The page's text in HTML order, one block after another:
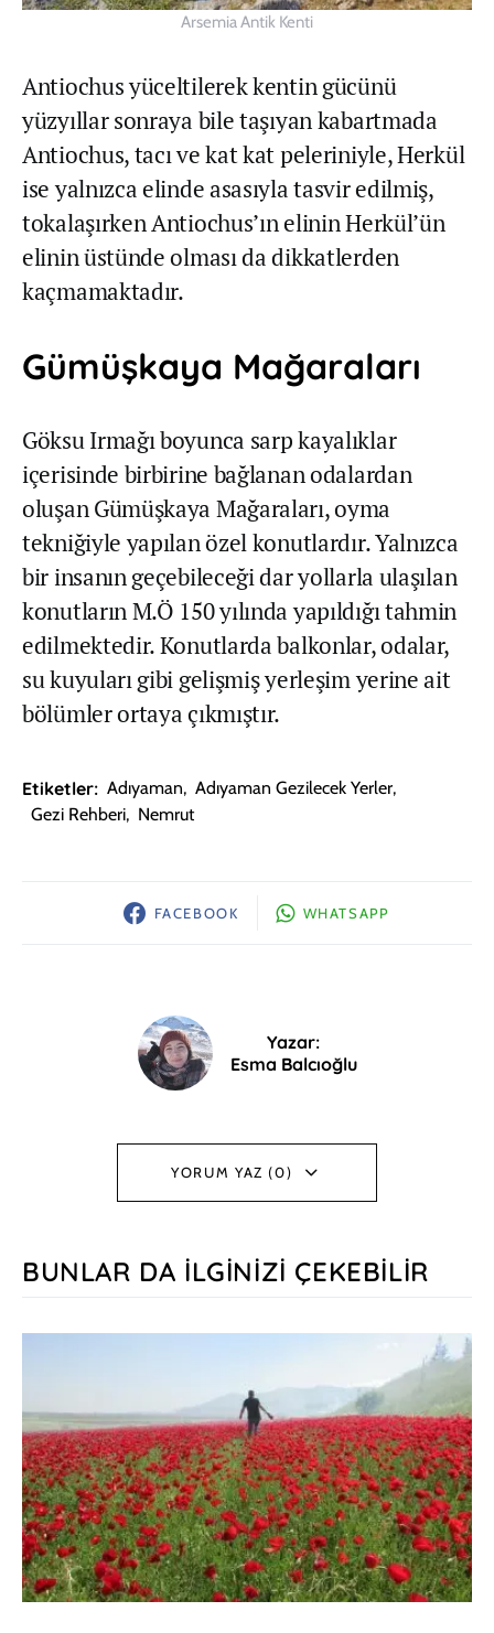
Arsemia Antik Kenti
Antiochus yüceltilerek kentin gücünü
yüzyıllar sonraya bile taşıyan kabartmada
Antiochus, tacı ve kat kat peleriniyle, Herkül
ise yalnızca elinde asasıyla tasvir edilmiş,
tokalaşırken Antiochus’ın elinin Herkül’ün
elinin üstünde olması da dikkatlerden
kaçmamaktadır.
Gümüşkaya Mağaraları
Göksu Irmağı boyunca sarp kayalıklar
içerisinde birbirine bağlanan odalardan
oluşan Gümüşkaya Mağaraları, oyma
tekniğiyle yapılan özel konutlardır. Yalnızca
bir insanın geçebileceği dar yollarla ulaşılan
konutların M.Ö 150 yılında yapıldığı tahmin
edilmektedir. Konutlarda balkonlar, odalar,
su kuyuları gibi gelişmiş yerleşim yerine ait
bölümler ortaya çıkmıştır.
Etiketler: Adıyaman, Adıyaman Gezilecek Yerler,
Gezi Rehberi, Nemrut
FACEBOOK WHATSAPP
Yazar:
Esma Balcıoğlu
YORUM YAZ (0)
BUNLAR DA İLGINIZI ÇEKEBILIR